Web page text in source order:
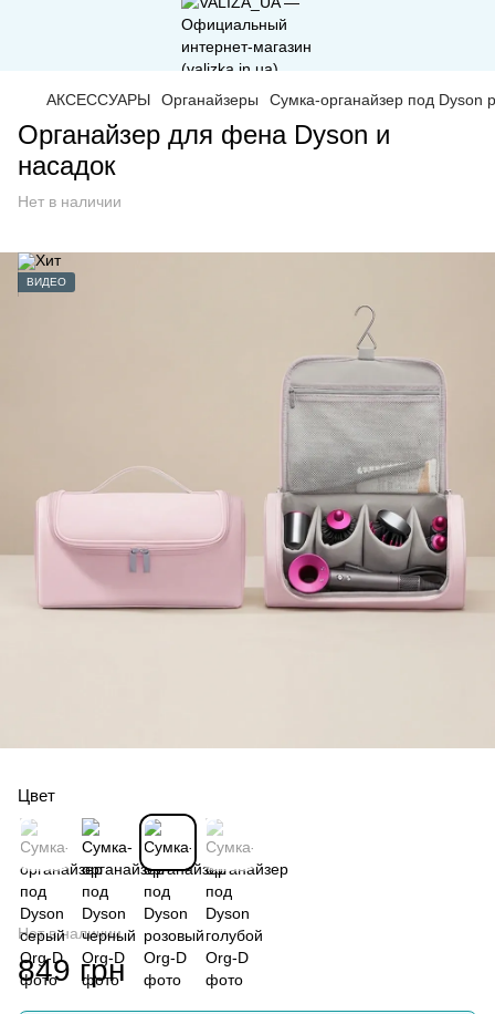
АКСЕССУАРЫ Органайзеры Сумка-органайзер под Dyson
Органайзер для фена Dyson и
насадок
Нет в наличии
ВИДЕО
Цвет
Нет в наличии
849 грн